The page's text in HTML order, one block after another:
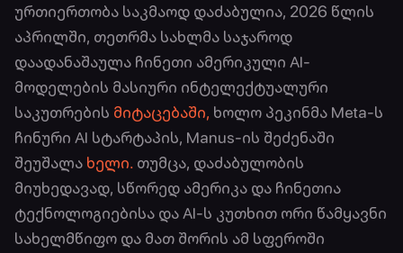
ურთიერთობა საკმაოდ დაძაბულია, 2026 წლის
აპრილში, თეთრმა სახლმა საჯაროდ
დაადანაშაულა ჩინეთი ამერიკული AI-
მოდელების მასიური ინტელექტუალური
საკუთრების მიტაცებაში, ხოლო პეკინმა Meta-ს
ჩინური AI სტარტაპის, Manus-ის შეძენაში
შეუშალა ხელი. თუმცა, დაძაბულობის
მიუხედავად, სწორედ ამერიკა და ჩინეთია
ტექნოლოგიებისა და AI-ს კუთხით ორი წამყავნი
სახელმწიფო და მათ შორის ამ სფეროში